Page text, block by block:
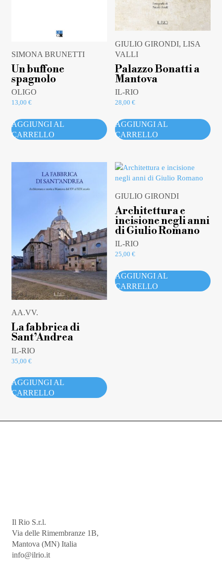
SIMONA BRUNETTI
Un buffone
spagnolo
OLIGO
13,00 €
AGGIUNGI AL
CARRELLO
GIULIO GIRONDI, LISA
VALLI
Palazzo Bonatti a
Mantova
IL-RIO
28,00€
AGGIUNGI AL
CARRELLO
AA.VV.
La fabbrica di
Sant’Andrea
IL-RIO
35,00 €
AGGIUNGI AL
CARRELLO
GIULIO GIRONDI
Architettura e
incisione negli anni
di Giulio Romano
IL-RIO
25,00€
AGGIUNGI AL
CARRELLO
Il Rio S.r.l.
Via delle Rimembranze 1B,
Mantova (MN) Italia
info@ilrio.it